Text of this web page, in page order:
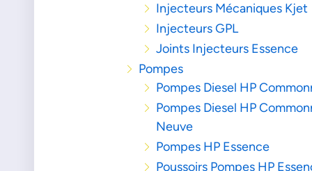
Injecteurs Mécaniques Kjet
Injecteurs GPL
Joints Injecteurs Essence
Pompes
Pompes Diesel HP
Pompes Diesel HP
Neuve
Pompes HP Essence
Poussoirs Pompes HP